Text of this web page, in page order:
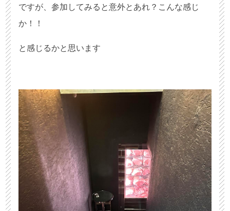
ですが、参加してみると意外とあれ？こんな感じ
か！！
と感じるかと思います